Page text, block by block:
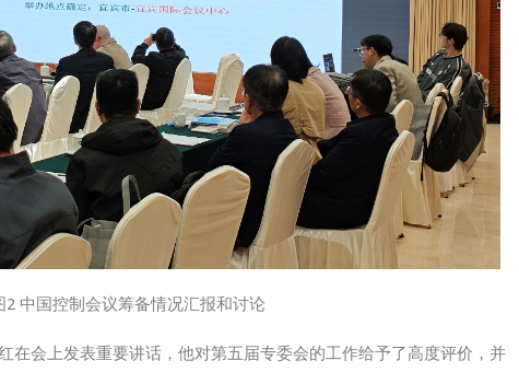
2 中国控制会议筹备情况汇报和讨论
在会上发表重要讲话，他对第五届专委会的工作给予了高度评价，并